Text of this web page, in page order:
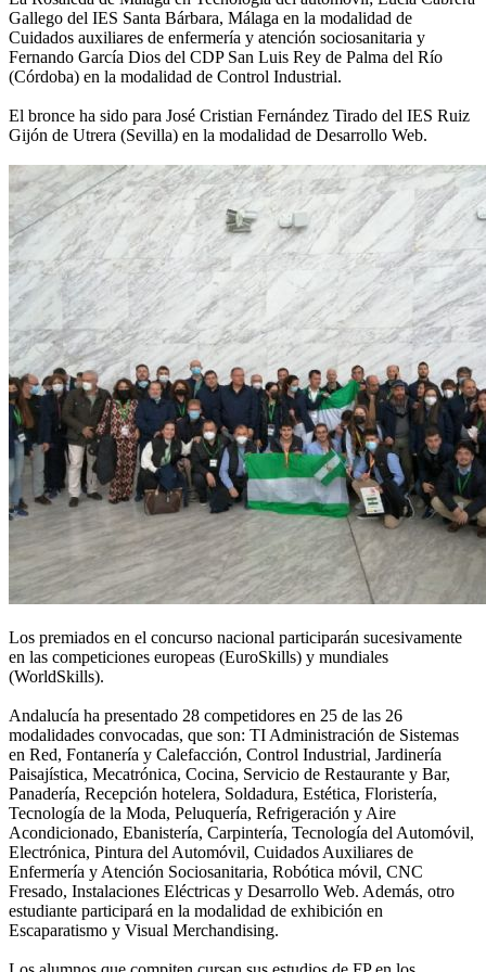
Gallego del IES Santa Bárbara, Málaga en la modalidad de
Cuidados auxiliares de enfermería y atención sociosanitaria y
Fernando García Dios del CDP San Luis Rey de Palma del Río
(Córdoba) en la modalidad de Control Industrial.
El bronce ha sido para José Cristian Fernández Tirado del IES Ruiz
Gijón de Utrera (Sevilla) en la modalidad de Desarrollo Web.
Los premiados en el concurso nacional participarán sucesivamente
en las competiciones europeas (EuroSkills) y mundiales
(WorldSkills).
Andalucía ha presentado 28 competidores en 25 de las 26
modalidades convocadas, que son: TI Administración de Sistemas
en Red, Fontanería y Calefacción, Control Industrial, Jardinería
Paisajística, Mecatrónica, Cocina, Servicio de Restaurante y Bar,
Panadería, Recepción hotelera, Soldadura, Estética, Floristería,
Tecnología de la Moda, Peluquería, Refrigeración y Aire
Acondicionado, Ebanistería, Carpintería, Tecnología del Automóvil,
Electrónica, Pintura del Automóvil, Cuidados Auxiliares de
Enfermería y Atención Sociosanitaria, Robótica móvil, CNC
Fresado, Instalaciones Eléctricas y Desarrollo Web. Además, otro
estudiante participará en la modalidad de exhibición en
Escaparatismo y Visual Merchandising.